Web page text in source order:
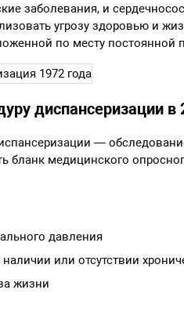
заболевания, и
угрозу здоровью и
по месту постоянной
диспансеризации в
—
бланк медицинского
давления
или отсутствии
жизни